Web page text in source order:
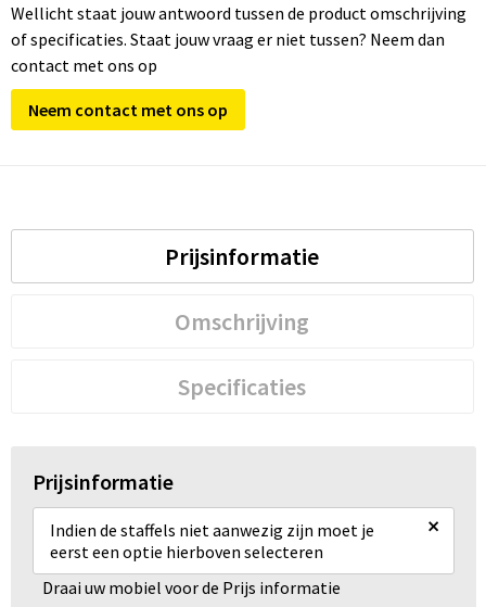
Wellicht staat jouw antwoord tussen de product omschrijving
of specificaties. Staat jouw vraag er niet tussen? Neem dan
contact met ons op
Neem contact met ons op
Prijsinformatie
Omschrijving
Specificaties
Prijsinformatie
Indien de staffels niet aanwezig zijn moet je
eerst een optie hierboven selecteren
×
Draai uw mobiel voor de Prijs informatie